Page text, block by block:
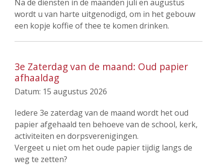
Na de diensten in de maanden juli en augustus
wordt u van harte uitgenodigd, om in het gebouw
een kopje koffie of thee te komen drinken.
3e Zaterdag van de maand: Oud papier
afhaaldag
Datum: 15 augustus 2026
Iedere 3e zaterdag van de maand wordt het oud
papier afgehaald ten behoeve van de school, kerk,
activiteiten en dorpsverenigingen.
Vergeet u niet om het oude papier tijdig langs de
weg te zetten?